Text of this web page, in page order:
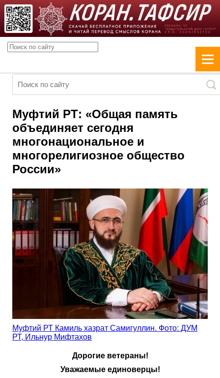
Муфтий РТ: «Общая память
объединяет сегодня
многонациональное и
многорелигиозное общество
России»
Муфтий РТ Камиль хазрат Самигуллин. Фото: ДУМ
РТ, Ильнур Мифтахов
Дорогие ветераны!
Уважаемые единоверцы!